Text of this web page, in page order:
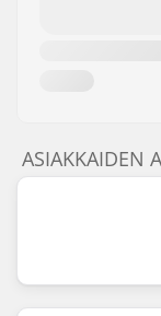
ASIAKKAIDEN